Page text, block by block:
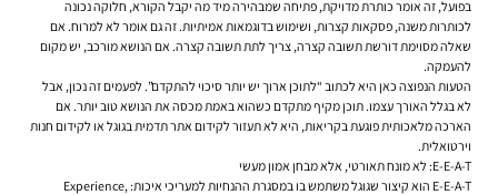
בפועל, זה אומר כותרת מדויקת, פתיחה שמבהירה מיד מה יקבל הקורא, חלוקה נכונה
לכותרות משנה, פסקאות קצרות, ושימוש בדוגמאות אמיתיות. זה גם אומר לא למרוח. אם
שאלה מסוימת דורשת תשובה קצרה, צריך לתת תשובה קצרה. אם הנושא מורכב, יש מקום
להעמקה.
הטעות הנפוצה כאן היא לכתוב “לתוכן ארוך יש יותר סיכוי להתקדם”. לפעמים זה נכון, אבל
לא בגלל האורך עצמו. תוכן מקיף מתקדם כשהוא באמת מכסה את הנושא טוב יותר. אם
הארכה מלאכותית פוגעת בקריאות, היא לא תעזור לקידום אתר תדמית בגוגל או לקידום חנות
וירטואלית.
E-E-A-T: לא מונח תאורטי, אלא מבחן אמון מעשי
E-E-A-T הוא קיצור שגוגל משתמש בו במסגרת ההנחיות למעריכי איכות: Experience,